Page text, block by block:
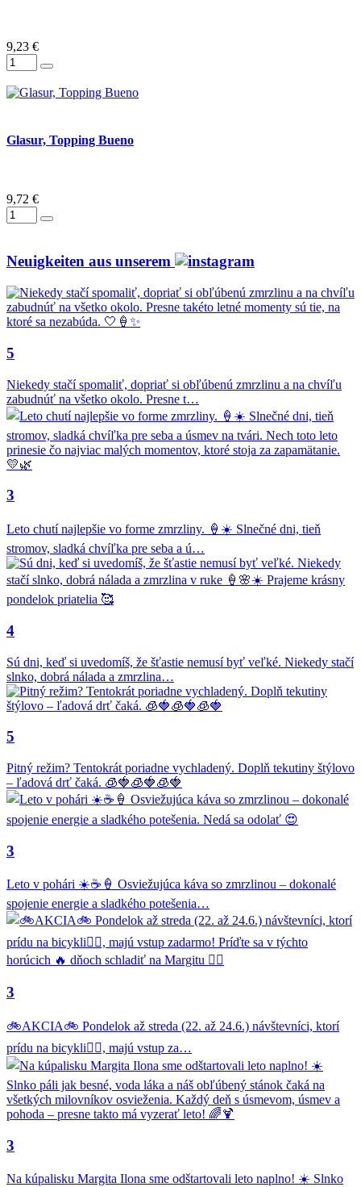
9,23 €
Glasur, Topping Bueno
9,72 €
Neuigkeiten aus unserem
5
Niekedy stačí spomaliť, dopriať si obľúbenú zmrzlinu a na chvíľu
zabudnúť na všetko okolo. Presne t…
3
Leto chutí najlepšie vo forme zmrzliny. 🍦☀️ Slnečné dni, tieň
stromov, sladká chvíľka pre seba a ú…
4
Sú dni, keď si uvedomíš, že šťastie nemusí byť veľké. Niekedy stačí
slnko, dobrá nálada a zmrzlina…
5
Pitný režim? Tentokrát poriadne vychladený. Doplň tekutiny štýlovo
– ľadová drť čaká. 🧊🍓🧊🍓🧊🍓
3
Leto v pohári ☀️☕🍦 Osviežujúca káva so zmrzlinou – dokonalé
spojenie energie a sladkého potešenia…
3
🚲AKCIA🚲 Pondelok až streda (22. až 24.6.) návštevníci, ktorí
prídu na bicykli🚴‍♂️, majú vstup za…
3
Na kúpalisku Margita Ilona sme odštartovali leto naplno! ☀️ Slnko